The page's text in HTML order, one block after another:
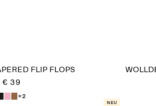
FLIP FLOPS
€ 39
+2
Neu